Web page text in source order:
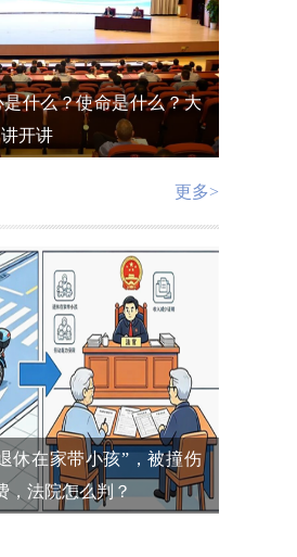
什么？使命是什么？大
开讲
更多>
休在家带小孩”，被撞伤
，法院怎么判？